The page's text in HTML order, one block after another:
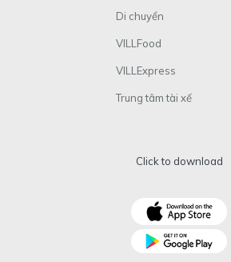
Di chuyển
VILLFood
VILLExpress
Trung tâm tài xế
Click to download